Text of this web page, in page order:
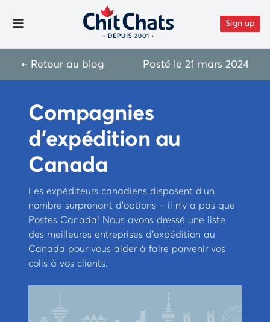
Sign up
← Retour au blog Posté le 21 mars 2024
Compagnies
d’expédition au
Canada
Les expéditeurs canadiens disposent d’un
nombre surprenant d’options – il n’y a pas que
Postes Canada! Nous avons dressé une liste
des meilleures entreprises d’expédition au
Canada pour vous aider à faire parvenir vos
colis à vos clients.